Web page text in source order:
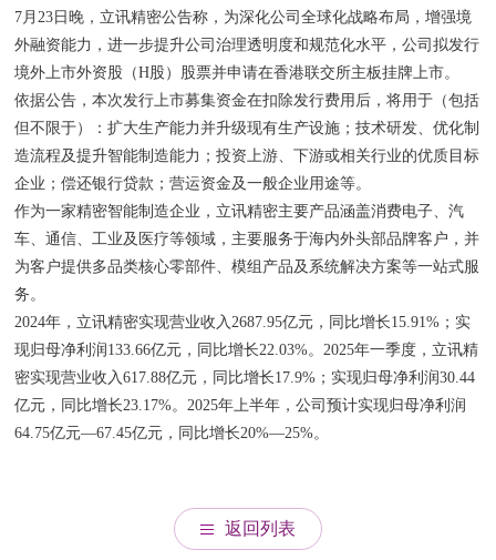
7月23日晚，立讯精密公告称，为深化公司全球化战略布局，增强境
外融资能力，进一步提升公司治理透明度和规范化水平，公司拟发行
境外上市外资股（H股）股票并申请在香港联交所主板挂牌上市。
依据公告，本次发行上市募集资金在扣除发行费用后，将用于（包括
但不限于）：扩大生产能力并升级现有生产设施；技术研发、优化制
造流程及提升智能制造能力；投资上游、下游或相关行业的优质目标
企业；偿还银行贷款；营运资金及一般企业用途等。
作为一家精密智能制造企业，立讯精密主要产品涵盖消费电子、汽
车、通信、工业及医疗等领域，主要服务于海内外头部品牌客户，并
为客户提供多品类核心零部件、模组产品及系统解决方案等一站式服
务。
2024年，立讯精密实现营业收入2687.95亿元，同比增长15.91%；实
现归母净利润133.66亿元，同比增长22.03%。2025年一季度，立讯精
密实现营业收入617.88亿元，同比增长17.9%；实现归母净利润30.44
亿元，同比增长23.17%。2025年上半年，公司预计实现归母净利润
64.75亿元—67.45亿元，同比增长20%—25%。
返回列表